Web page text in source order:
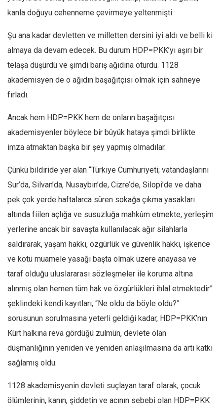
kanla doğuyu cehenneme çevirmeye yeltenmişti.
Şu ana kadar devletten ve milletten dersini iyi aldı ve belli ki
almaya da devam edecek. Bu durum HDP=PKK’yı aşırı bir
telaşa düşürdü ve şimdi barış ağıdına oturdu. 1128
akademisyen de o ağıdın başağıtçısı olmak için sahneye
fırladı.
Ancak hem HDP=PKK hem de onların başağıtçısı
akademisyenler böylece bir büyük hataya şimdi birlikte
imza atmaktan başka bir şey yapmış olmadılar.
Çünkü bildiride yer alan “Türkiye Cumhuriyeti; vatandaşlarını
Sur’da, Silvan’da, Nusaybin’de, Cizre’de, Silopi’de ve daha
pek çok yerde haftalarca süren sokağa çıkma yasakları
altında fiilen açlığa ve susuzluğa mahkûm etmekte, yerleşim
yerlerine ancak bir savaşta kullanılacak ağır silahlarla
saldırarak, yaşam hakkı, özgürlük ve güvenlik hakkı, işkence
ve kötü muamele yasağı başta olmak üzere anayasa ve
taraf olduğu uluslararası sözleşmeler ile koruma altına
alınmış olan hemen tüm hak ve özgürlükleri ihlal etmektedir”
şeklindeki kendi kayıtları, “Ne oldu da böyle oldu?”
sorusunun sorulmasına yeterli geldiği kadar, HDP=PKK’nın
Kürt halkına reva gördüğü zulmün, devlete olan
düşmanlığının yeniden ve yeniden anlaşılmasına da artı katkı
sağlamış oldu.
1128 akademisyenin devleti suçlayan taraf olarak, çocuk
ölümlerinin, kanın, şiddetin ve acının sebebi olan HDP=PKK